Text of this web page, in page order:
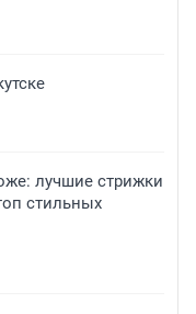
лучшие стрижки
стильных